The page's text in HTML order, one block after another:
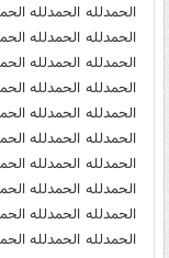
الحمدلله الحمدلله
الحمدلله الحمدلله
الحمدلله الحمدلله
الحمدلله الحمدلله
الحمدلله الحمدلله
الحمدلله الحمدلله
الحمدلله الحمدلله
الحمدلله الحمدلله
الحمدلله الحمدلله
الحمدلله الحمدلله